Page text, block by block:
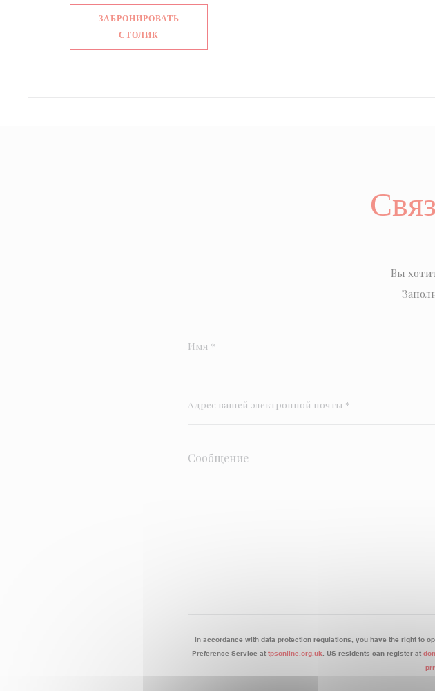
ЗАБРОНИРОВАТЬ
СТОЛИК
Вы
In accordance with data protection regulations, you have the right to
Preference Service at tpsonline.org.uk . US residents can register at